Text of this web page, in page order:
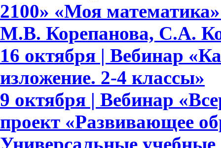
2100» «Моя
М.В. Корепанова, С.А.
16 октября | Вебинар
изложение. 2-4 классы»
9 октября | Вебинар
проект «Развивающее